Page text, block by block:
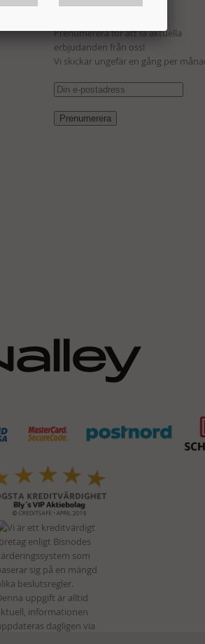
Prenumerera för att få aktuella
erbjudanden från oss!
Vi skickar ungefär en gång per